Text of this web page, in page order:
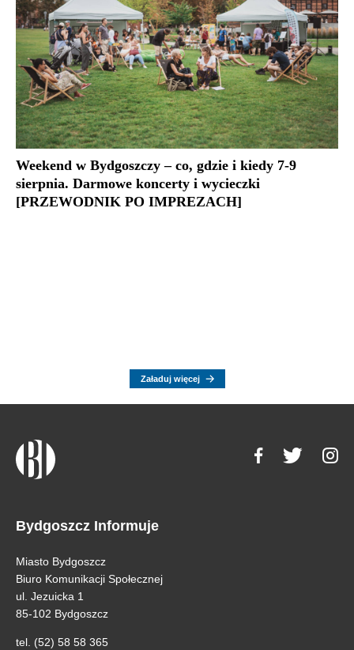
Weekend w Bydgoszczy – co, gdzie i kiedy 7-9
sierpnia. Darmowe koncerty i wycieczki
[PRZEWODNIK PO IMPREZACH]
Załaduj więcej
Bydgoszcz Informuje
Miasto Bydgoszcz
Biuro Komunikacji Społecznej
ul. Jezuicka 1
85-102 Bydgoszcz
tel. (52) 58 58 365